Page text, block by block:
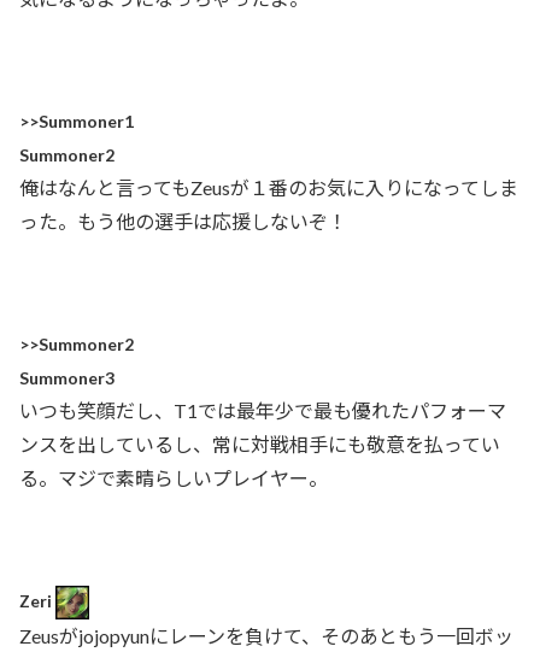
>>Summoner1
Summoner2
俺はなんと言ってもZeusが１番のお気に入りになってしま
った。もう他の選手は応援しないぞ！
>>Summoner2
Summoner3
いつも笑顔だし、T1では最年少で最も優れたパフォーマ
ンスを出しているし、常に対戦相手にも敬意を払ってい
る。マジで素晴らしいプレイヤー。
Zeri
Zeusがjojopyunにレーンを負けて、そのあともう一回ボッ